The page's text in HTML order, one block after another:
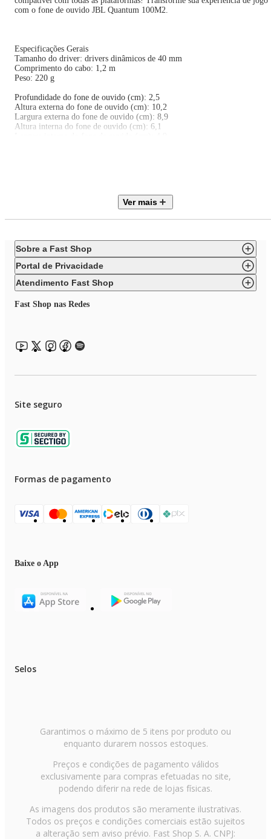
com o fone de ouvido JBL Quantum 100M2.
Especificações Gerais
Tamanho do driver: drivers dinâmicos de 40 mm
Comprimento do cabo: 1,2 m
Peso: 220 g
Profundidade do fone de ouvido (cm): 2,5
Altura externa do fone de ouvido (cm): 10,2
Largura externa do fone de ouvido (cm): 8,9
Altura interna do fone de ouvido (cm): 6,1
Itens inclusos:
01 Fone de Ouvido Headset JBL Quantum 100M2 Turquesa
Ver mais
Sobre a Fast Shop
Portal de Privacidade
Atendimento Fast Shop
Fast Shop nas Redes
Site seguro
Formas de pagamento
Baixe o App
Selos
Garantimos o máximo de 5 itens por produto ou
enquanto durarem nossos estoques.
Preços e condições de pagamento válidos
exclusivamente para compras efetuadas no site,
podendo diferir na rede de lojas físicas.
As imagens dos produtos são meramente ilustrativas.
Todos os preços e condições comerciais estão sujeitos
a alteração sem aviso prévio. Fast Shop S. A. CNPJ: